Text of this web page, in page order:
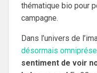
thématique bio pour
campagne.
Dans l’univers de
désormais
sentiment de voir